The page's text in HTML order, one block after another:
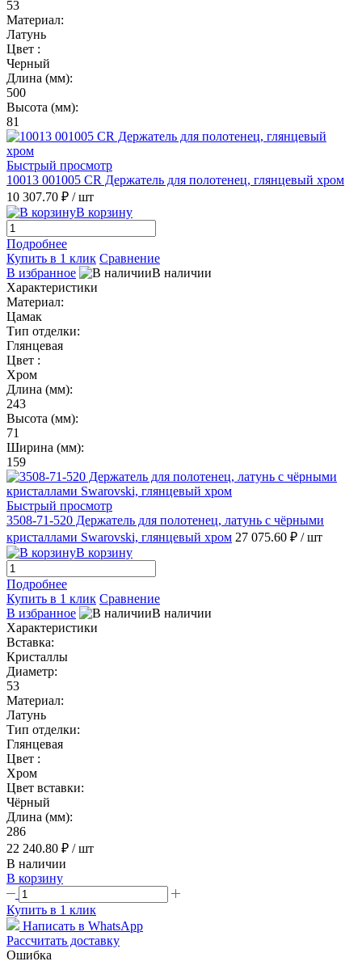
53
Материал:
Латунь
Цвет :
Черный
Длина (мм):
500
Высота (мм):
81
Быстрый просмотр
10013 001005 CR Держатель для полотенец, глянцевый хром
10 307.70 ₽ / шт
В корзину
Подробнее
Купить в 1 клик Сравнение
В избранное
В наличии
Характеристики
Материал:
Цамак
Тип отделки:
Глянцевая
Цвет :
Хром
Длина (мм):
243
Высота (мм):
71
Ширина (мм):
159
Быстрый просмотр
3508-71-520 Держатель для полотенец, латунь с чёрными
кристаллами Swarovski, глянцевый хром 27 075.60 ₽ / шт
В корзину
Подробнее
Купить в 1 клик Сравнение
В избранное
В наличии
Характеристики
Вставка:
Кристаллы
Диаметр:
53
Материал:
Латунь
Тип отделки:
Глянцевая
Цвет :
Хром
Цвет вставки:
Чёрный
Длина (мм):
286
22 240.80 ₽ / шт
В наличии
В корзину
Купить в 1 клик
Написать в WhatsApp
Рассчитать доставку
Ошибка